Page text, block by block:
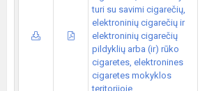
turi su savimi cigarečių,
elektroninių cigarečių ir
elektroninių cigarečių
pildyklių arba (ir) rūko
cigaretes, elektronines
cigaretes mokyklos
teritorijoje